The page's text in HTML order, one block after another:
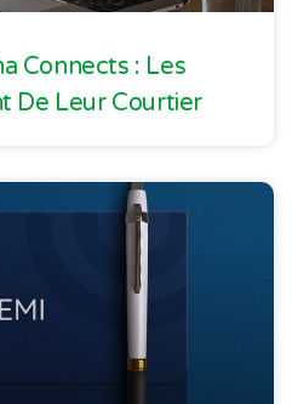
Connects : Les
De Leur Courtier